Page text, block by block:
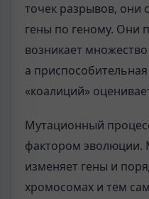
точек разрывов, они
гены по геному. Они
возникает
а
«коалиций»
Мутационный
фактором эволюции.
изменяет гены и
хромосомах и тем